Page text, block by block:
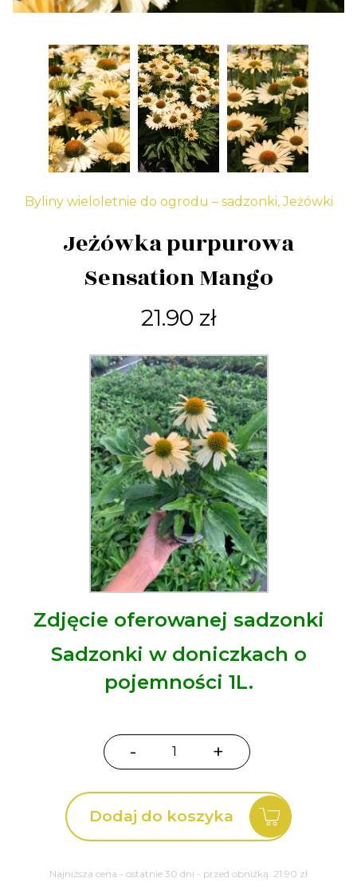
Byliny wieloletnie do ogrodu – sadzonki,Jeżówki
Jeżówka purpurowa
Sensation Mango
21.90 zł
Zdjęcie oferowanej sadzonki
Sadzonki w doniczkach o
pojemności 1L.
-
ilość
purpurowa
Sensation
+
Dodaj do koszyka
Najniższa cena - ostatnie 30 dni - przed obniżką: 21.90 zł